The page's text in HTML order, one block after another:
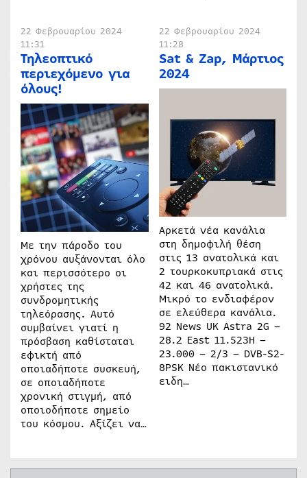
22 Φεβρουαρίου 2024
11:31
Τηλεοπτικό
περιεχόμενο για
όλους!
Με την πάροδο του
χρόνου αυξάνονται όλο
και περισσότερο οι
χρήστες της
συνδρομητικής
τηλεόρασης. Αυτό
συμβαίνει γιατί η
πρόσβαση καθίσταται
εφικτή από
οποιαδήποτε συσκευή,
σε οποιαδήποτε
χρονική στιγμή, από
οποιοδήποτε σημείο
του κόσμου. Αξίζει να…
22 Φεβρουαρίου 2024
11:28
Sat & Zap, Μάρτιος
2024
Αρκετά νέα κανάλια
στη δημοφιλή θέση
στις 13 ανατολικά και
2 τουρκοκυπριακά στις
42 και 46 ανατολικά.
Μικρό το ενδιαφέρον
σε ελεύθερα κανάλια.
92 News UK Astra 2G –
28.2 East 11.523H –
23.000 – 2/3 – DVB-S2-
8PSK Νέο πακιστανικό
ειδη…